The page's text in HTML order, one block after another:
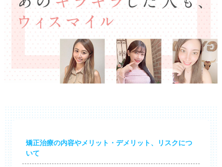
矯正治療の内容やメリット・デメリット、リスクにつ
いて